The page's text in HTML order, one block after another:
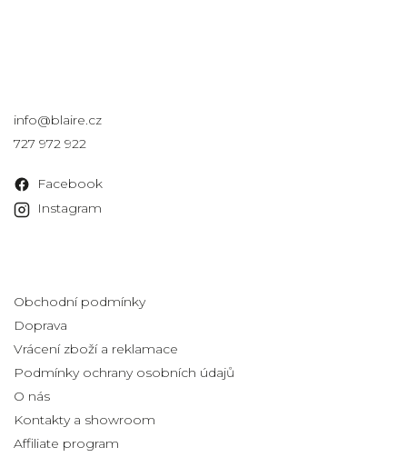
info@blaire.cz
727 972 922
Facebook
Instagram
Obchodní podmínky
Doprava
Vrácení zboží a reklamace
Podmínky ochrany osobních údajů
O nás
Kontakty a showroom
Affiliate program